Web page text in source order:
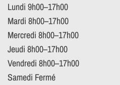
Lundi 9h00–17h00
Mardi 8h00–17h00
Mercredi 8h00–17h00
Jeudi 8h00–17h00
Vendredi 8h00–17h00
Samedi Fermé